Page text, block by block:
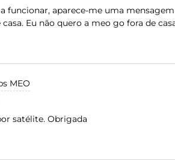
funcionar, aparece-me uma mensagem
Eu não quero a meo go fora de
ao serviço que pago todos os meses
uma falta de respeito muito grande com
para as pessoas instalarem a meo go
não queria vir a um fórum, mas não
MEO
satélite. Obrigada